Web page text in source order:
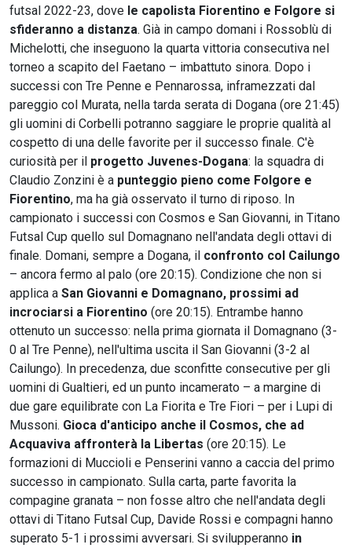
futsal 2022-23, dove le capolista Fiorentino e Folgore si
sfideranno a distanza. Già in campo domani i Rossoblù di
Michelotti, che inseguono la quarta vittoria consecutiva nel
torneo a scapito del Faetano – imbattuto sinora. Dopo i
successi con Tre Penne e Pennarossa, inframezzati dal
pareggio col Murata, nella tarda serata di Dogana (ore 21:45)
gli uomini di Corbelli potranno saggiare le proprie qualità al
cospetto di una delle favorite per il successo finale. C'è
curiosità per il progetto Juvenes-Dogana: la squadra di
Claudio Zonzini è a punteggio pieno come Folgore e
Fiorentino, ma ha già osservato il turno di riposo. In
campionato i successi con Cosmos e San Giovanni, in Titano
Futsal Cup quello sul Domagnano nell'andata degli ottavi di
finale. Domani, sempre a Dogana, il confronto col Cailungo
– ancora fermo al palo (ore 20:15). Condizione che non si
applica a San Giovanni e Domagnano, prossimi ad
incrociarsi a Fiorentino (ore 20:15). Entrambe hanno
ottenuto un successo: nella prima giornata il Domagnano (3-
0 al Tre Penne), nell'ultima uscita il San Giovanni (3-2 al
Cailungo). In precedenza, due sconfitte consecutive per gli
uomini di Gualtieri, ed un punto incamerato – a margine di
due gare equilibrate con La Fiorita e Tre Fiori – per i Lupi di
Mussoni. Gioca d'anticipo anche il Cosmos, che ad
Acquaviva affronterà la Libertas (ore 20:15). Le
formazioni di Muccioli e Penserini vanno a caccia del primo
successo in campionato. Sulla carta, parte favorita la
compagine granata – non fosse altro che nell'andata degli
ottavi di Titano Futsal Cup, Davide Rossi e compagni hanno
superato 5-1 i prossimi avversari. Si svilupperanno in